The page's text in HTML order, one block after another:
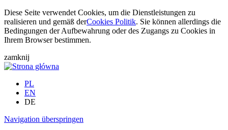
Diese Seite verwendet Cookies, um die Dienstleistungen zu
realisieren und gemäß derCookies Politik. Sie können allerdings die
Bedingungen der Aufbewahrung oder des Zugangs zu Cookies in
Ihrem Browser bestimmen.
zamknij
PL
EN
DE
Navigation überspringen